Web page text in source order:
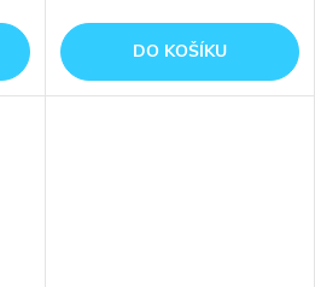
DO KOŠÍKU